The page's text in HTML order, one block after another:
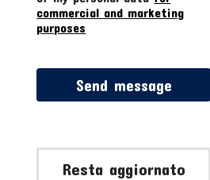
commercial and marketing
purposes
Send message
Resta aggiornato